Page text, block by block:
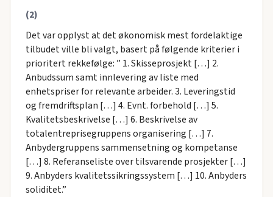
(2)
Det var opplyst at det økonomisk mest fordelaktige
tilbudet ville bli valgt, basert på følgende kriterier i
prioritert rekkefølge: ” 1. Skisseprosjekt […] 2.
Anbudssum samt innlevering av liste med
enhetspriser for relevante arbeider. 3. Leveringstid
og fremdriftsplan […] 4. Evnt. forbehold […] 5.
Kvalitetsbeskrivelse […] 6. Beskrivelse av
totalentreprisegruppens organisering […] 7.
Anbydergruppens sammensetning og kompetanse
[…] 8. Referanseliste over tilsvarende prosjekter […]
9. Anbyders kvalitetssikringssystem […] 10. Anbyders
soliditet.”